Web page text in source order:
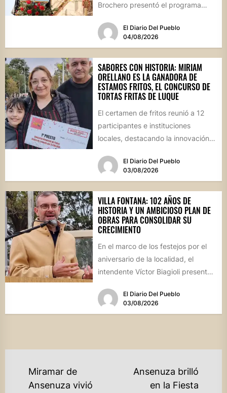
Brochero presentó el programa
El Diario Del Pueblo
04/08/2026
SABORES CON HISTORIA: MIRIAM
ORELLANO ES LA GANADORA DE
ESTAMOS FRITOS, EL CONCURSO DE
TORTAS FRITAS DE LUQUE
El certamen de fritos reunió a 12
participantes e instituciones
locales, destacando la innovación
El Diario Del Pueblo
03/08/2026
VILLA FONTANA: 102 AÑOS DE
HISTORIA Y UN AMBICIOSO PLAN DE
OBRAS PARA CONSOLIDAR SU
CRECIMIENTO
En el marco de los festejos por el
aniversario de la localidad, el
intendente Víctor Biagioli presentó
El Diario Del Pueblo
03/08/2026
NAVEGACIÓN
Miramar de
Ansenuza vivió
Ansenuza brilló
en la Fiesta